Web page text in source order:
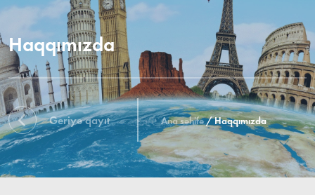
Haqqımızda
Geriyə qayıt Ana səhifə/Haqqımızda